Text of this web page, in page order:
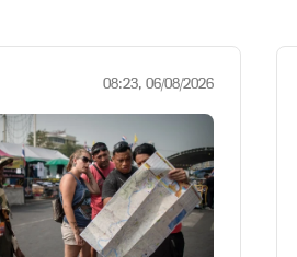
08:23, 06/08/2026